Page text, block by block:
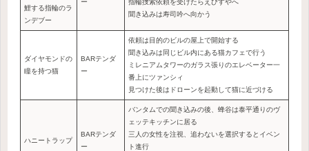
鯉する指輪のラ
ンデブー
ー
指輪捜索依頼を受けたらえびすやへ
聞き込みは寿司吟へ向かう
ダイヤモンドの
瞳を持つ猫
BARテンダ
ー
依頼は目的のビルの屋上で開始する
聞き込みは同じビル内にある猫カフェで行う
ミレニアムタワーのガラス張りのエレベーター一
番上にツァンシィ
見つけた後はドローンを起動して猫に近づける
ハニートラップ
BARテンダ
ー
バンタムでの聞き込みの後、蜂谷は泰平通りのヴ
ェッテキッチンに居る
三人の女性を注視、追わないを選択するとイベン
ト進行